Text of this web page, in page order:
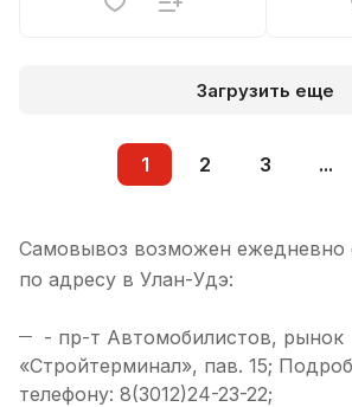
Загрузить еще
1 2 3 ...
Самовывоз возможен ежедневно
по адресу в Улан-Удэ:
- пр-т Автомобилистов, рынок
«Стройтерминал», пав. 15;
телефону: 8(3012)24-23-22;